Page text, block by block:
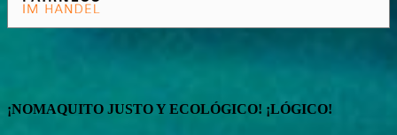
¡NOMAQUITO JUSTO Y ECOLÓGICO! ¡LÓGICO!